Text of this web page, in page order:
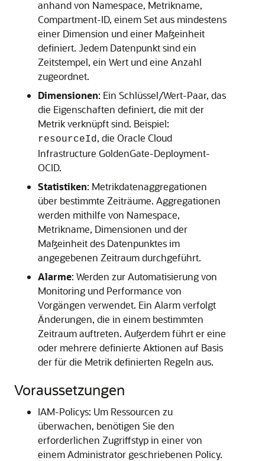
anhand von Namespace, Metrikname,
Compartment-ID, einem Set aus mindestens
einer Dimension und einer Maßeinheit
definiert. Jedem Datenpunkt sind ein
Zeitstempel, ein Wert und eine Anzahl
zugeordnet.
Dimensionen: Ein Schlüssel/Wert-Paar, das
die Eigenschaften definiert, die mit der
Metrik verknüpft sind. Beispiel:
resourceId, die Oracle Cloud
Infrastructure GoldenGate-Deployment-
OCID.
Statistiken: Metrikdatenaggregationen
über bestimmte Zeiträume. Aggregationen
werden mithilfe von Namespace,
Metrikname, Dimensionen und der
Maßeinheit des Datenpunktes im
angegebenen Zeitraum durchgeführt.
Alarme: Werden zur Automatisierung von
Monitoring und Performance von
Vorgängen verwendet. Ein Alarm verfolgt
Änderungen, die in einem bestimmten
Zeitraum auftreten. Außerdem führt er eine
oder mehrere definierte Aktionen auf Basis
der für die Metrik definierten Regeln aus.
Voraussetzungen
IAM-Policys: Um Ressourcen zu
überwachen, benötigen Sie den
erforderlichen Zugriffstyp in einer von
einem Administrator geschriebenen Policy.